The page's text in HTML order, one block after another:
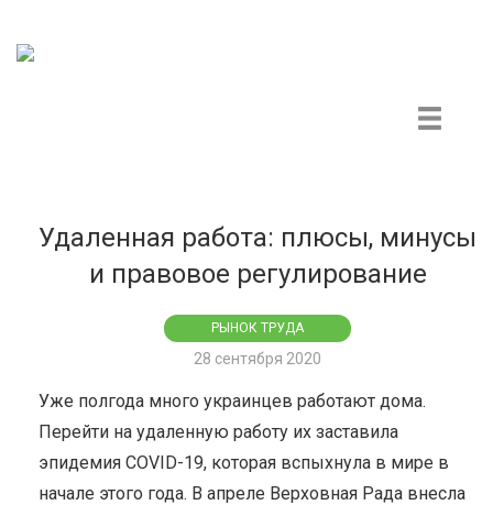
Удаленная работа: плюсы, минусы
и правовое регулирование
РЫНОК ТРУДА
28 сентября 2020
Уже полгода много украинцев работают дома.
Перейти на удаленную работу их заставила
эпидемия COVID-19, которая вспыхнула в мире в
начале этого года. В апреле Верховная Рада внесла